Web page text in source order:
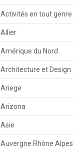
Activités en tout genre
Allier
Amérique du Nord
Architecture et Design
Ariege
Arizona
Asie
Auvergne Rhône Alpes